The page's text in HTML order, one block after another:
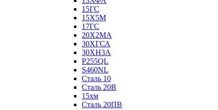
15ГС
15Х5М
17ГС
20Х2МА
30ХГСА
30ХН3А
P255QL
S460NL
Сталь 10
Сталь 20В
15хм
Сталь 20ПВ